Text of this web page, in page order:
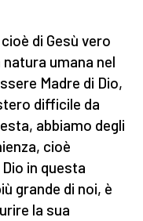
di Gesù vero
umana nel
Madre di Dio,
difficile da
abbiamo degli
cioè
in questa
grande di noi, è
la sua